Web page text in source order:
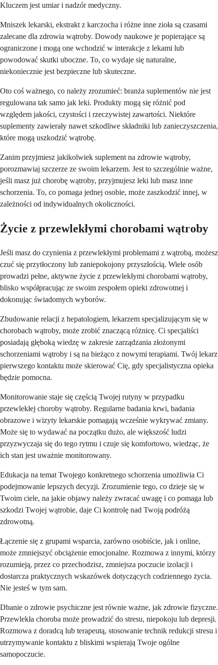
Kluczem jest umiar i nadzór medyczny.
Mniszek lekarski, ekstrakt z karczocha i różne inne zioła są czasami
zalecane dla zdrowia wątroby. Dowody naukowe je popierające są
ograniczone i mogą one wchodzić w interakcje z lekami lub
powodować skutki uboczne. To, co wydaje się naturalne,
niekoniecznie jest bezpieczne lub skuteczne.
Oto coś ważnego, co należy zrozumieć: branża suplementów nie jest
regulowana tak samo jak leki. Produkty mogą się różnić pod
względem jakości, czystości i rzeczywistej zawartości. Niektóre
suplementy zawierały nawet szkodliwe składniki lub zanieczyszczenia,
które mogą uszkodzić wątrobę.
Zanim przyjmiesz jakikolwiek suplement na zdrowie wątroby,
porozmawiaj szczerze ze swoim lekarzem. Jest to szczególnie ważne,
jeśli masz już chorobę wątroby, przyjmujesz leki lub masz inne
schorzenia. To, co pomaga jednej osobie, może zaszkodzić innej, w
zależności od indywidualnych okoliczności.
Życie z przewlekłymi chorobami wątroby
Jeśli masz do czynienia z przewlekłymi problemami z wątrobą, możesz
czuć się przytłoczony lub zaniepokojony przyszłością. Wiele osób
prowadzi pełne, aktywne życie z przewlekłymi chorobami wątroby,
blisko współpracując ze swoim zespołem opieki zdrowotnej i
dokonując świadomych wyborów.
Zbudowanie relacji z hepatologiem, lekarzem specjalizującym się w
chorobach wątroby, może zrobić znaczącą różnicę. Ci specjaliści
posiadają głęboką wiedzę w zakresie zarządzania złożonymi
schorzeniami wątroby i są na bieżąco z nowymi terapiami. Twój lekarz
pierwszego kontaktu może skierować Cię, gdy specjalistyczna opieka
będzie pomocna.
Monitorowanie staje się częścią Twojej rutyny w przypadku
przewlekłej choroby wątroby. Regularne badania krwi, badania
obrazowe i wizyty lekarskie pomagają wcześnie wykrywać zmiany.
Może się to wydawać na początku dużo, ale większość ludzi
przyzwyczaja się do tego rytmu i czuje się komfortowo, wiedząc, że
ich stan jest uważnie monitorowany.
Edukacja na temat Twojego konkretnego schorzenia umożliwia Ci
podejmowanie lepszych decyzji. Zrozumienie tego, co dzieje się w
Twoim ciele, na jakie objawy należy zwracać uwagę i co pomaga lub
szkodzi Twojej wątrobie, daje Ci kontrolę nad Twoją podróżą
zdrowotną.
Łączenie się z grupami wsparcia, zarówno osobiście, jak i online,
może zmniejszyć obciążenie emocjonalne. Rozmowa z innymi, którzy
rozumieją, przez co przechodzisz, zmniejsza poczucie izolacji i
dostarcza praktycznych wskazówek dotyczących codziennego życia.
Nie jesteś w tym sam.
Dbanie o zdrowie psychiczne jest równie ważne, jak zdrowie fizyczne.
Przewlekła choroba może prowadzić do stresu, niepokoju lub depresji.
Rozmowa z doradcą lub terapeutą, stosowanie technik redukcji stresu i
utrzymywanie kontaktu z bliskimi wspierają Twoje ogólne
samopoczucie.